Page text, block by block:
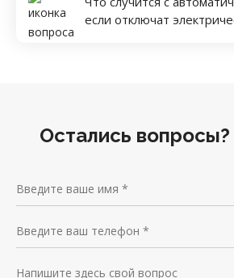
если отключат
Остались